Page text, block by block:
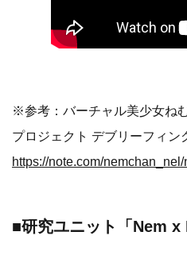
※参考：バーチャル美少女ね
プロジェクト デブリーフィン
https://note.com/
■研究ユニット「Nem x